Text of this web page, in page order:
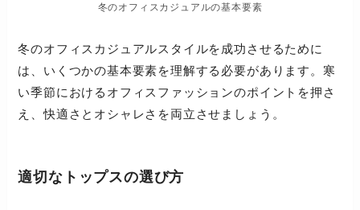
冬のオフィスカジュアルの基本要素
冬のオフィスカジュアルスタイルを成功させるために
は、いくつかの基本要素を理解する必要があります。寒
い季節におけるオフィスファッションのポイントを押さ
え、快適さとオシャレさを両立させましょう。
適切なトップスの選び方